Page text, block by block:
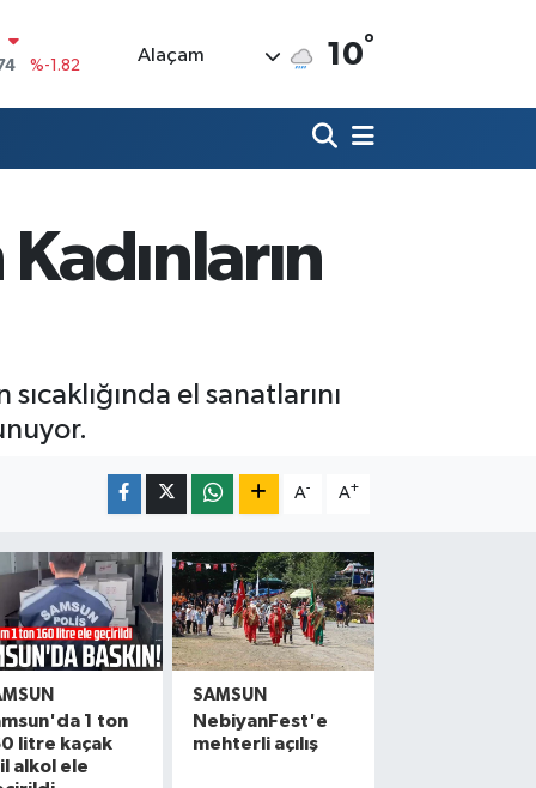
%0.02
%0
Alaçam 10°
el sanatlarını
A- A+
1 ton
litre kaçak
alkol ele
SAMSUN
NebiyanFest'e
mehterli açılış